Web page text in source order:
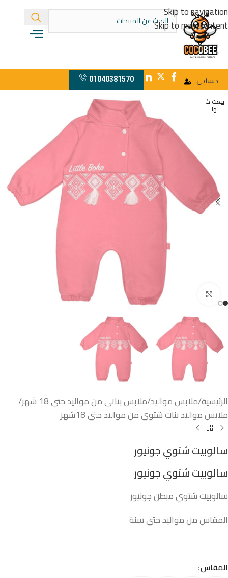
Skip to navigation
Skip to main content
حسابى 01040381570
بيعت ك
لها
اضغط للتكبير
الرئيسية/ملابس مواليد/ملابس بناتى من مواليد حتى 18 شهر
/
ملابس مواليد بنات شتوى من مواليد حتى 18شهر
سالوبيت شتوي جونيور
سالوبيت شتوي جونيور
سالوبيت شتوي مبطن جونيور
المقاس من مواليد حتى سنة
المقاس